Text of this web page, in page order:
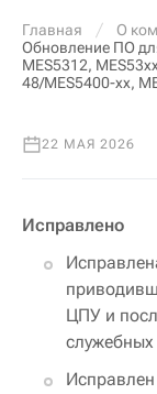
Главная О
Обновление ПО
MES5312,
48/MES5400-xx,
22 МАЯ 2026
Исправлено
ЦПУ и